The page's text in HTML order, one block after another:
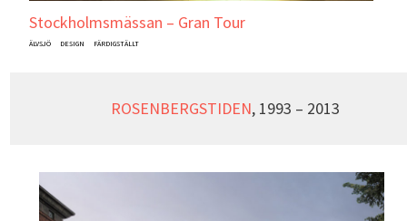
Stockholmsmässan – Gran Tour
ÄLVSJÖ DESIGN FÄRDIGSTÄLLT
ROSENBERGSTIDEN, 1993 – 2013